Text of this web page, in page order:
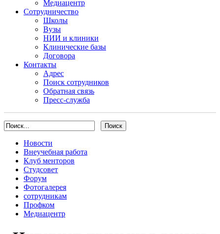
Медиацентр
Сотрудничество
Школы
Вузы
НИИ и клиники
Клинические базы
Договора
Контакты
Адрес
Поиск сотрудников
Обратная связь
Пресс-служба
Новости
Внеучебная работа
Клуб менторов
Студсовет
Форум
Фотогалерея
сотрудникам
Профком
Медиацентр